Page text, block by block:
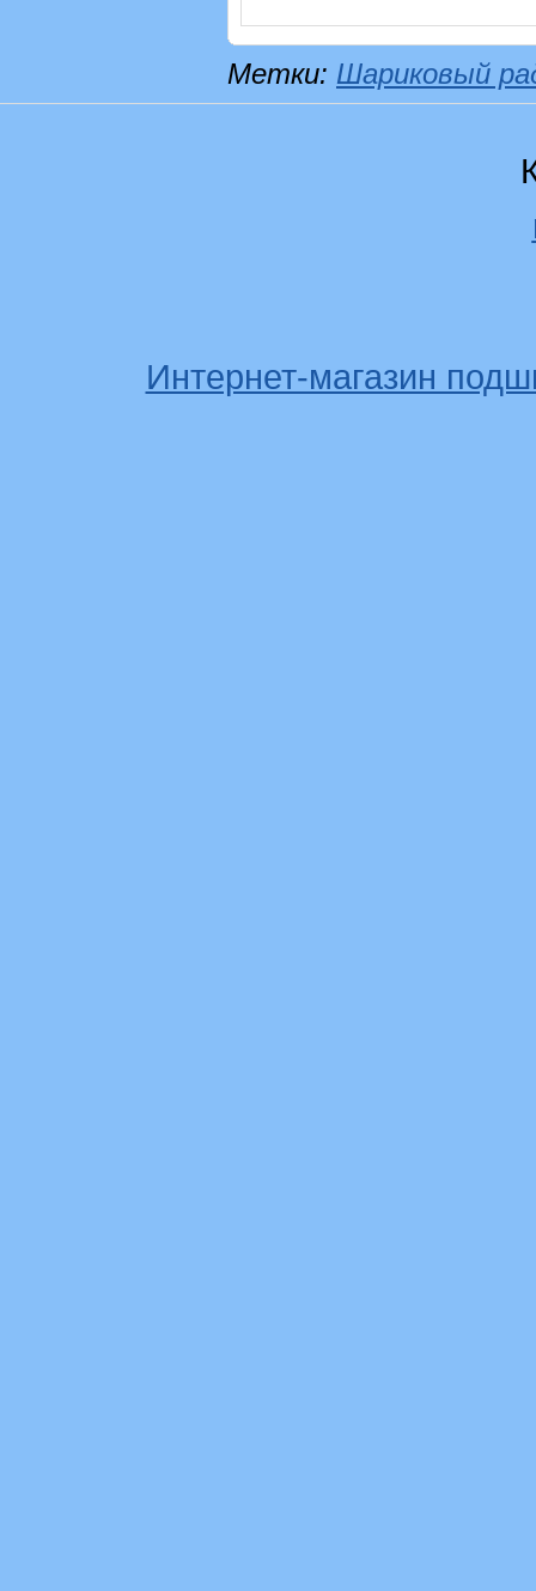
Метки: Шариковый
Интернет-магазин